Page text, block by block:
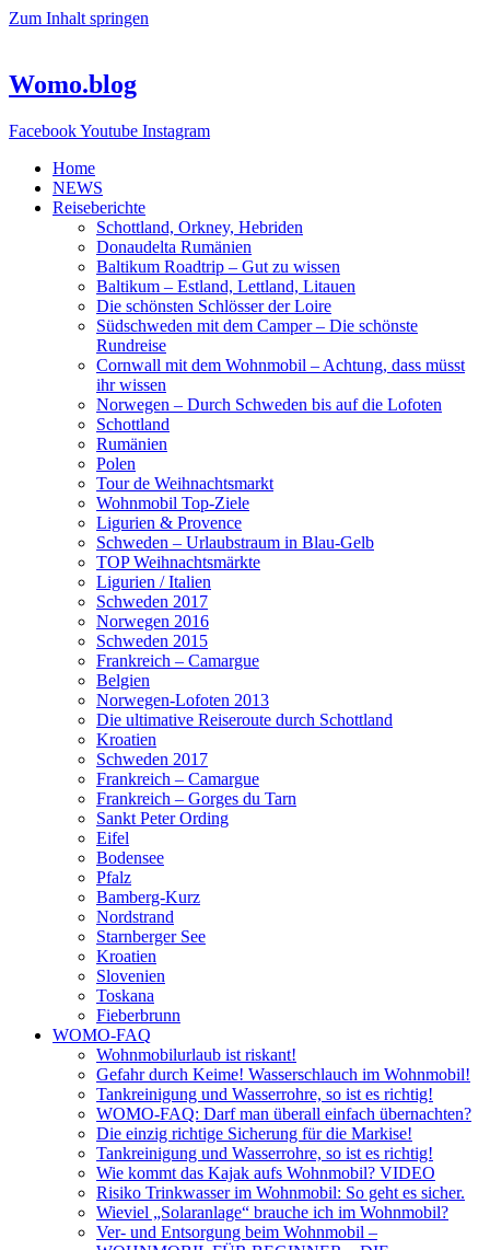
Zum Inhalt springen
Womo.blog
FacebookYoutube Instagram
Home
NEWS
Reiseberichte
Schottland, Orkney, Hebriden
Donaudelta Rumänien
Baltikum Roadtrip – Gut zu wissen
Baltikum – Estland, Lettland, Litauen
Die schönsten Schlösser der Loire
Südschweden mit dem Camper – Die schönste
Rundreise
Cornwall mit dem Wohnmobil – Achtung, dass müsst
ihr wissen
Norwegen – Durch Schweden bis auf die Lofoten
Schottland
Rumänien
Polen
Tour de Weihnachtsmarkt
Wohnmobil Top-Ziele
Ligurien & Provence
Schweden – Urlaubstraum in Blau-Gelb
TOP Weihnachtsmärkte
Ligurien / Italien
Schweden 2017
Norwegen 2016
Schweden 2015
Frankreich – Camargue
Belgien
Norwegen-Lofoten 2013
Die ultimative Reiseroute durch Schottland
Kroatien
Schweden 2017
Frankreich – Camargue
Frankreich – Gorges du Tarn
Sankt Peter Ording
Eifel
Bodensee
Pfalz
Bamberg-Kurz
Nordstrand
Starnberger See
Kroatien
Slovenien
Toskana
Fieberbrunn
WOMO-FAQ
Wohnmobilurlaub ist riskant!
Gefahr durch Keime! Wasserschlauch im Wohnmobil!
Tankreinigung und Wasserrohre, so ist es richtig!
WOMO-FAQ: Darf man überall einfach übernachten?
Die einzig richtige Sicherung für die Markise!
Tankreinigung und Wasserrohre, so ist es richtig!
Wie kommt das Kajak aufs Wohnmobil? VIDEO
Risiko Trinkwasser im Wohnmobil: So geht es sicher.
Wieviel „Solaranlage“ brauche ich im Wohnmobil?
Ver- und Entsorgung beim Wohnmobil –